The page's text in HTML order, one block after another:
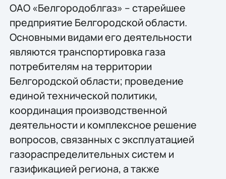
ОАО «Белгородоблгаз» – старейшее
предприятие Белгородской области.
Основными видами его деятельности
являются транспортировка газа
потребителям на территории
Белгородской области; проведение
единой технической политики,
координация производственной
деятельности и комплексное решение
вопросов, связанных с эксплуатацией
газораспределительных систем и
газификацией региона, а также